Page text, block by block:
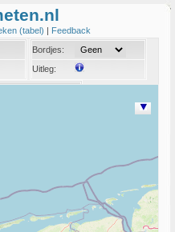
(tabel) | Feedback
Bordjes:
Uitleg: